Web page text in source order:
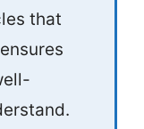
that